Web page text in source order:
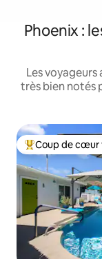
Phoenix :
Les
très bien notés
Coups de cœur
Coup de cœur